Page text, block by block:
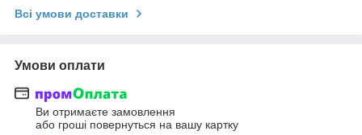
Всі умови доставки
Умови оплати
Ви отримаєте замовлення
або гроші повернуться на вашу картку